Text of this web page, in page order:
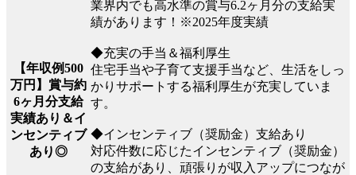
【年収例500
万円】賞与約
6ヶ月分支給
実績あり＆イ
ンセンティブ
あり◎
業界内でも高水準の賞与6.2ヶ月分の支給実
績があります！※2025年度実績
◆充実の手当＆福利厚生
住宅手当や子育て支援手当など、生活をしっ
かりサポートする福利厚生が充実していま
す。
◆インセンティブ（奨励金）支給あり
対応件数に応じたインセンティブ（奨励金）
の支給があり、頑張りが収入アップにつなが